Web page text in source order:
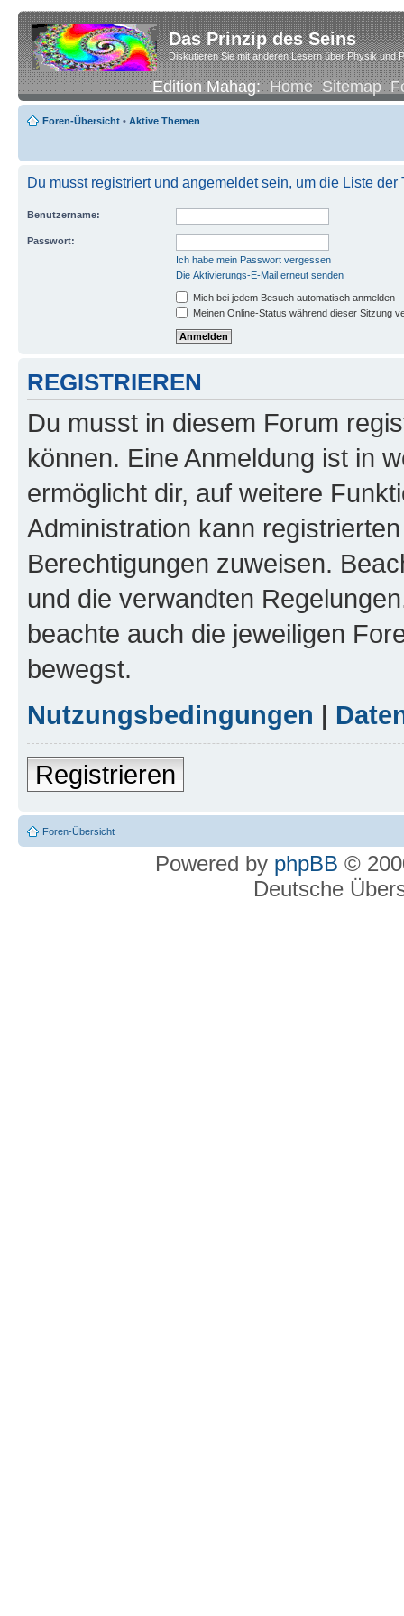
Das Prinzip des Seins
Diskutieren Sie mit anderen Lesern über Physik und
Edition Mahag:Home Sitemap
Foren-Übersicht • Aktive Themen
Du musst registriert und angemeldet sein, um die Liste
Benutzername:
Passwort:
Ich habe mein Passwort vergessen
Die Aktivierungs-E-Mail erneut senden
Mich bei jedem Besuch automatisch anmelden
Meinen Online-Status während dieser Sitzung
REGISTRIEREN
Du musst in diesem Forum
können. Eine Anmeldung ist in
ermöglicht dir, auf weitere
Administration kann
Berechtigungen zuweisen.
und die verwandten
beachte auch die jeweiligen
bewegst.
Nutzungsbedingungen |
Registrieren
Foren-Übersicht
Powered by phpBB ©
Deutsche